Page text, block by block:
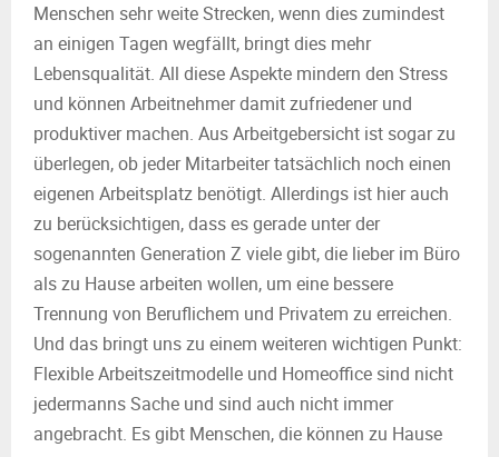
Menschen sehr weite Strecken, wenn dies zumindest
an einigen Tagen wegfällt, bringt dies mehr
Lebensqualität. All diese Aspekte mindern den Stress
und können Arbeitnehmer damit zufriedener und
produktiver machen. Aus Arbeitgebersicht ist sogar zu
überlegen, ob jeder Mitarbeiter tatsächlich noch einen
eigenen Arbeitsplatz benötigt. Allerdings ist hier auch
zu berücksichtigen, dass es gerade unter der
sogenannten Generation Z viele gibt, die lieber im Büro
als zu Hause arbeiten wollen, um eine bessere
Trennung von Beruflichem und Privatem zu erreichen.
Und das bringt uns zu einem weiteren wichtigen Punkt:
Flexible Arbeitszeitmodelle und Homeoffice sind nicht
jedermanns Sache und sind auch nicht immer
angebracht. Es gibt Menschen, die können zu Hause